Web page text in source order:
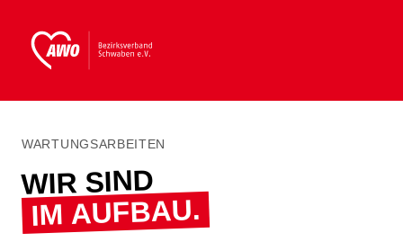
WARTUNGSARBEITEN
WIR SIND
IM AUFBAU.